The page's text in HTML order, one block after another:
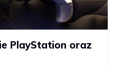
PlayStation oraz